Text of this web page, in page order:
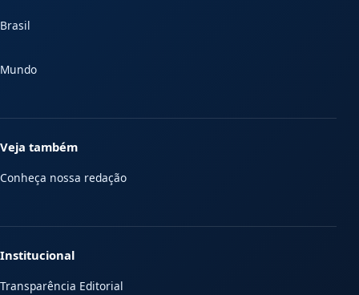
Brasil
Mundo
Veja também
Conheça nossa redação
Institucional
Transparência Editorial